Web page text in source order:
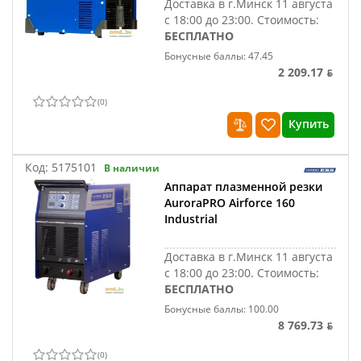
Доставка в г.Минск 11 августа
с 18:00 до 23:00. Стоимость:
БЕСПЛАТНО
Бонусные баллы: 47.45
2 209.17 ƃ
(0)
Купить
Код: 5175101 В наличии
Аппарат плазменной резки
AuroraPRO Airforce 160
Industrial
Доставка в г.Минск 11 августа
с 18:00 до 23:00. Стоимость:
БЕСПЛАТНО
Бонусные баллы: 100.00
8 769.73 ƃ
(0)